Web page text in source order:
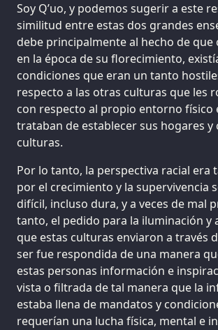
Soy Q’uo, y podemos sugerir a este
similitud entre estas dos grandes
debe principalmente al hecho de que
en la época de su florecimiento,
condiciones que eran un tanto
respecto a las otras culturas que les
con respecto al propio entorno físico
trataban de establecer sus hogares y
culturas.
Por lo tanto, la perspectiva racial era
por el crecimiento y la supervivencia
difícil, incluso dura, y a veces de mal
tanto, el pedido para la iluminación y
que estas culturas enviaron a través
ser fue respondida de una manera
estas personas información e
vista o filtrada de tal manera que la
estaba llena de mandatos y
requerían una lucha física, mental e